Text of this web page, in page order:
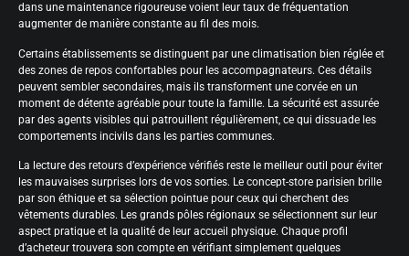
dans une maintenance rigoureuse voient leur taux de fréquentation
augmenter de manière constante au fil des mois.
Certains établissements se distinguent par une climatisation bien réglée et
des zones de repos confortables pour les accompagnateurs. Ces détails
peuvent sembler secondaires, mais ils transforment une corvée en un
moment de détente agréable pour toute la famille. La sécurité est assurée
par des agents visibles qui patrouillent régulièrement, ce qui dissuade les
comportements incivils dans les parties communes.
La lecture des retours d’expérience vérifiés reste le meilleur outil pour éviter
les mauvaises surprises lors de vos sorties. Le concept-store parisien brille
par son éthique et sa sélection pointue pour ceux qui cherchent des
vêtements durables. Les grands pôles régionaux se sélectionnent sur leur
aspect pratique et la qualité de leur accueil physique. Chaque profil
d’acheteur trouvera son compte en vérifiant simplement quelques